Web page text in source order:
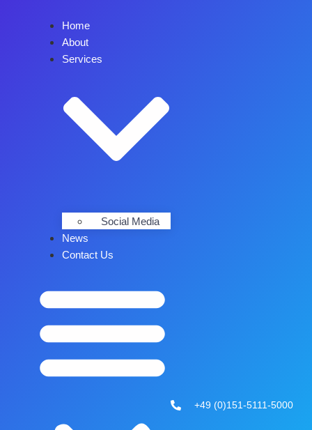
Home
About
Services
Social Media
News
Contact Us
+49 (0)151-5111-5000